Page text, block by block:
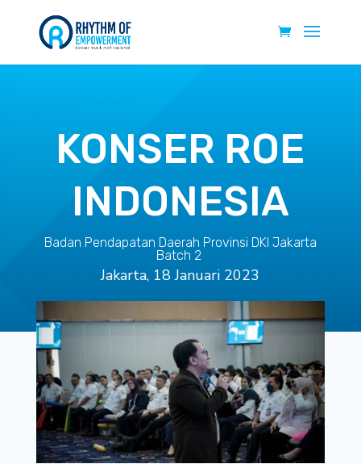
KONSER ROE
INDONESIA
Badan Pendapatan Daerah Provinsi DKI Jakarta
Batch 2
Jakarta, 18 Januari 2023